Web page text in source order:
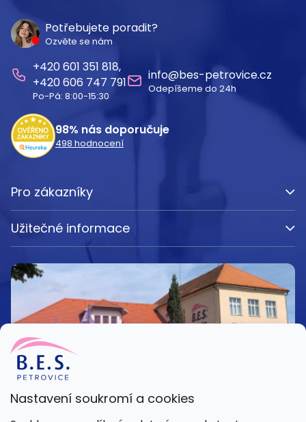
Nastavení soukromí a cookies
Potřebujete poradit?
Ozvěte se nám
601 351 818
606 747 791
Po-Pá: 8:00-15:30
info@bes-petrovice.cz
Odepíšeme do 24h
98% nás doporučuje
498 hodnocení
Pro zákazníky
Užitečné informace
Kamenná prodejna